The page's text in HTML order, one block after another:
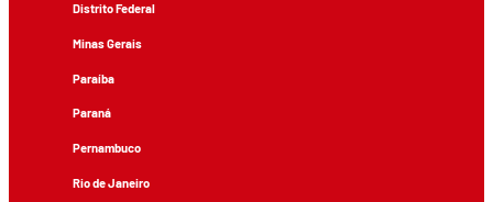
Distrito Federal
Minas Gerais
Paraíba
Paraná
Pernambuco
Rio de Janeiro